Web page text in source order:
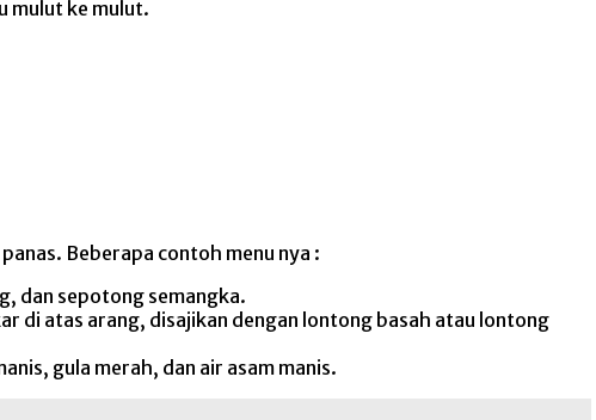
mulut ke mulut.
Beberapa contoh menu nya :
dan sepotong semangka.
di atas arang, disajikan dengan lontong basah atau lontong
gula merah, dan air asam manis.